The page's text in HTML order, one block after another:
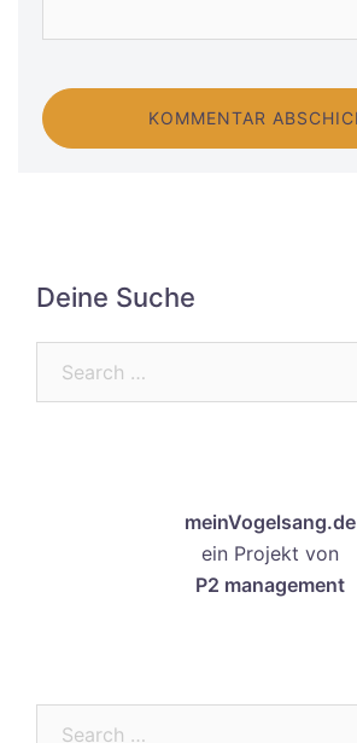
Deine Suche
meinVogelsang.de
ein Projekt von
P2 management